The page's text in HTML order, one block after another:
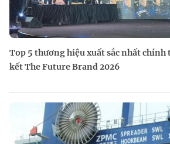
Top 5 thương hiệu xuất sắc nhất chính
kết The Future Brand 2026